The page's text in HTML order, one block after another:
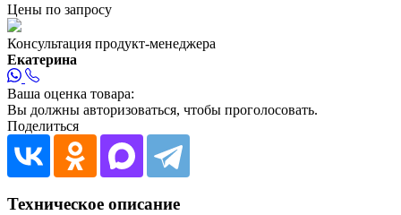
Цены по запросу
Консультация продукт-менеджера
Екатерина
Ваша оценка товара:
Вы должны авторизоваться, чтобы проголосовать.
Поделиться
Техническое описание